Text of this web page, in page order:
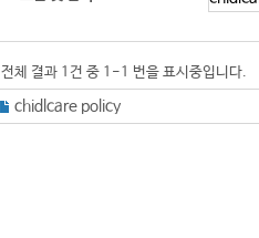
전체 결과 1건 중 1-1 번을 표시중입니다.
chidlcare policy